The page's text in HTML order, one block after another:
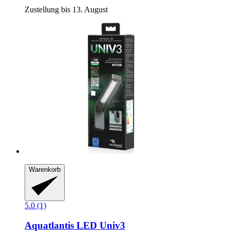
Zustellung bis 13. August
Warenkorb
5.0 (1)
Aquatlantis LED Univ3